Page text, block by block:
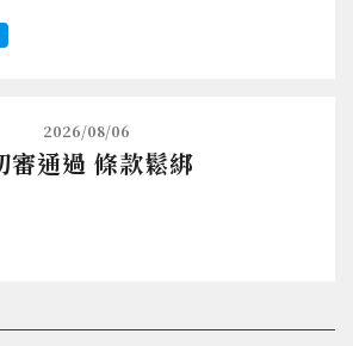
2026/08/06
審通過 條款鬆綁